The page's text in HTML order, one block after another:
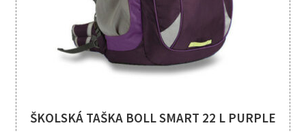
ŠKOLSKÁ TAŠKA BOLL SMART 22 L PURPLE